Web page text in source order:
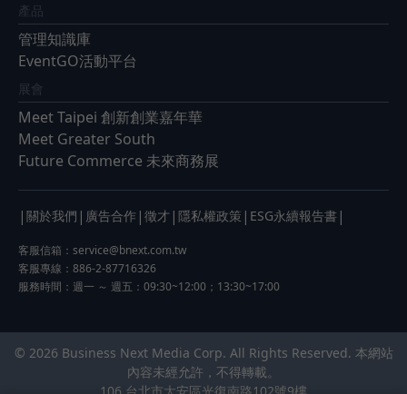
產品
管理知識庫
EventGO活動平台
展會
Meet Taipei 創新創業嘉年華
Meet Greater South
Future Commerce 未來商務展
| 關於我們 | 廣告合作 | 徵才 | 隱私權政策 | ESG永續報告書 |
客服信箱： service@bnext.com.tw
客服專線：886-2-87716326
服務時間：週一 ～ 週五：09:30~12:00；13:30~17:00
© 2026 Business Next Media Corp. All Rights Reserved. 本網站
內容未經允許，不得轉載。
106 台北市大安區光復南路102號9樓